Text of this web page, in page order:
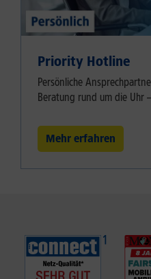
Priority Hotline
Persönliche
Beratung rund um die Uhr
Mehr erfahren